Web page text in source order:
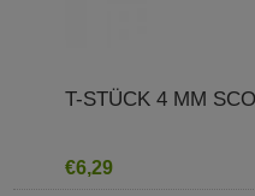
T-STÜCK 4 MM
€6,29